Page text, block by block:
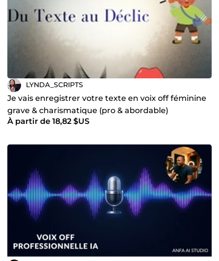
LYNDA_SCRIPTS
Je vais enregistrer votre texte en voix off féminine
grave & charismatique (pro & abordable)
À partir de 18,82 $US